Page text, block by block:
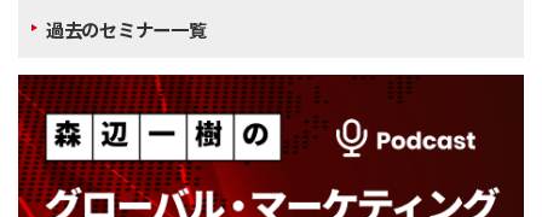
過去のセミナー一覧